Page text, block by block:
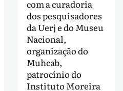
com a curadoria
dos pesquisadores
da Uerj e do Museu
Nacional,
organização do
Muhcab,
patrocínio do
Instituto Moreira